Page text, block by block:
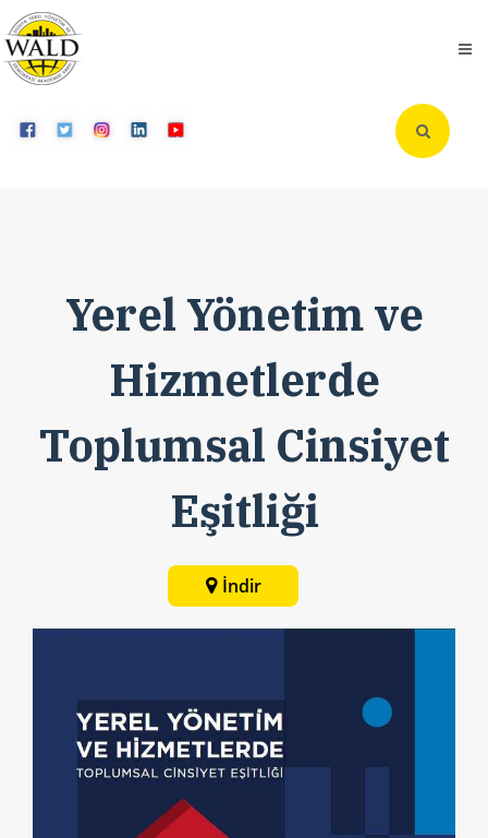
Yerel Yönetim ve
Hizmetlerde
Toplumsal Cinsiyet
Eşitliği
İndir